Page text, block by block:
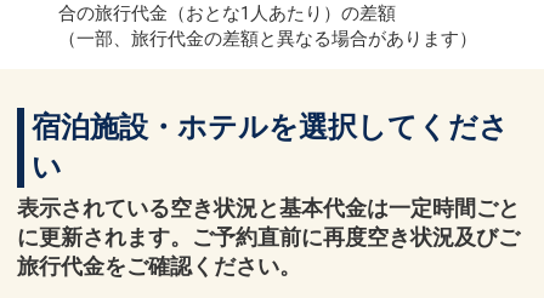
合の旅行代金（おとな1人あたり）の差額
（一部、旅行代金の差額と異なる場合があります）
宿泊施設・ホテルを選択してくださ
い
表示されている空き状況と基本代金は一定時間ごと
に更新されます。ご予約直前に再度空き状況及びご
旅行代金をご確認ください。